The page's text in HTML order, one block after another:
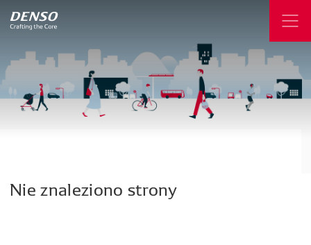
Nie znaleziono strony